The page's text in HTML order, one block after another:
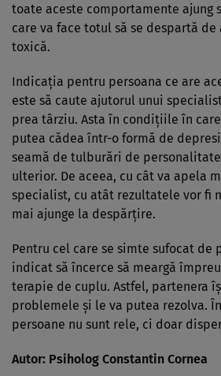
toate aceste comportamente ajung
care va face totul să se despartă de
toxică.
Indicaţia pentru persoana ce are
este să caute ajutorul unui
prea târziu. Asta în condiţiile în
putea cădea într-o formă de
seamă de tulburări de
ulterior. De aceea, cu cât va apela
specialist, cu atât rezultatele vor fi
mai ajunge la despărţire.
Pentru cel care se simte sufocat de
indicat să încerce să meargă
terapie de cuplu. Astfel, partenera
problemele şi le va putea rezolva.
persoane nu sunt rele, ci doar
Autor: Psiholog Constantin Cornea